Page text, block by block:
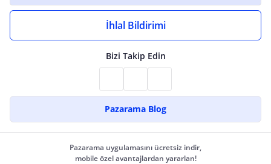
İhlal Bildirimi
Bizi Takip Edin
Pazarama Blog
Pazarama uygulamasını ücretsiz indir,
mobile özel avantajlardan yararlan!